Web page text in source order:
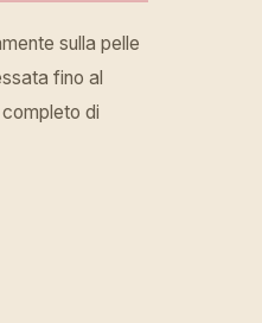
sulla pelle
fino al
di